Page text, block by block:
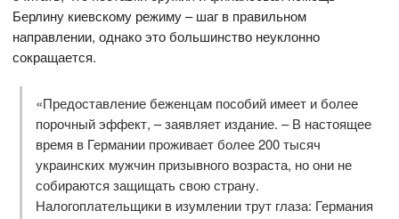
Берлину киевскому режиму – шаг в правильном
направлении, однако это большинство неуклонно
сокращается.
«Предоставление беженцам пособий имеет и более
порочный эффект, – заявляет издание. – В настоящее
время в Германии проживает более 200 тысяч
украинских мужчин призывного возраста, но они не
собираются защищать свою страну.
Налогоплательщики в изумлении трут глаза: Германия